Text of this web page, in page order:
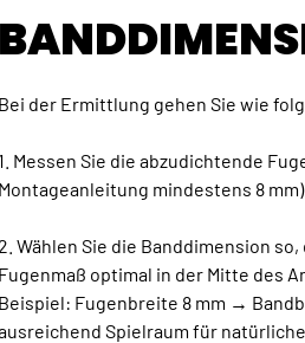
Bei der Ermittlung gehen Sie wie
1. Messen Sie die abzudichtende
Montageanleitung mindestens 8 mm).
2. Wählen Sie die Banddimension
Fugenmaß optimal in der Mitte des
Beispiel: Fugenbreite 8 mm →
Spielraum für